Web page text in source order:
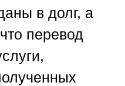
в долг, а
перевод